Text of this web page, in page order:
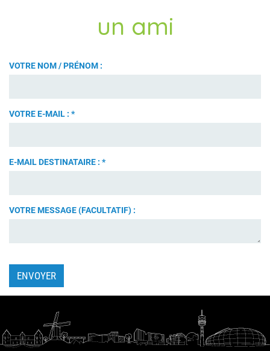
un ami
VOTRE NOM / PRÉNOM :
VOTRE E-MAIL : *
E-MAIL DESTINATAIRE : *
VOTRE MESSAGE (FACULTATIF) :
ENVOYER